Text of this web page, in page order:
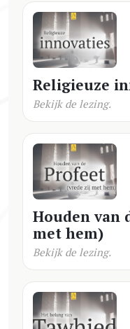
Religieuze
Bekijk de lezing.
Houden van
met hem)
Bekijk de lezing.